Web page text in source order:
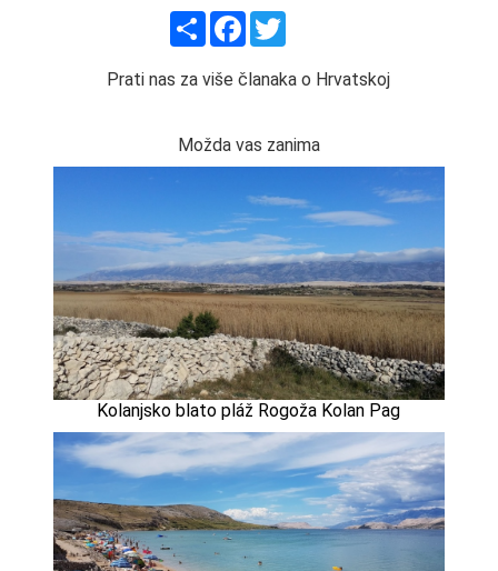
ShareFacebook
Prati nas za više članaka o Hrvatskoj
Možda vas zanima
Kolanjsko blato pláž Rogoža Kolan Pag